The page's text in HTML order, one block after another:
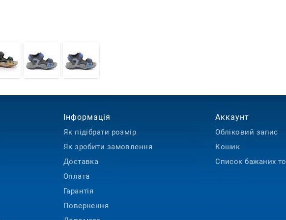
Інформація
Як підібрати розмір
Як зробити замовлення
Доставка
Оплата
Гарантія
Повернення
Аккаунт
Обліковий запис
Кошик
Список бажаних